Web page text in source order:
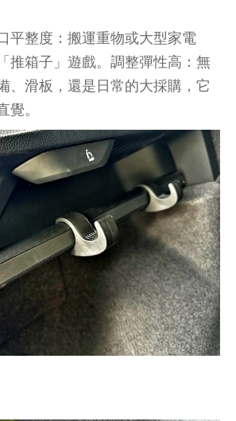
平整度：搬運重物或大型家電
推箱子」遊戲。調整彈性高：無
、滑板，還是日常的大採購，它
覺。